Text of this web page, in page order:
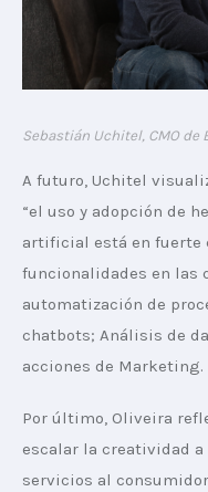
Sebastián Uchitel, CMO de
A futuro, Uchitel
“el uso y adopción de
artificial está en fuerte
funcionalidades en las
automatización de
chatbots; Análisis de
acciones de Marketing.
Por último, Oliveira
escalar la creatividad
servicios al